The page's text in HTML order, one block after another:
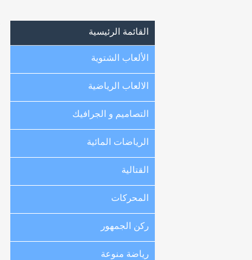
القائمة الرئيسية
الألعاب الشتوية
الالعاب الرياضية
التصاميم و الجرافيك
الرياضات المائية
القتالية
المحركات
ركن الجمهور
رياضة منوعة